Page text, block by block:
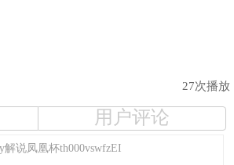
27次播放
用户评论
解说凤凰杯th000vswfzEI